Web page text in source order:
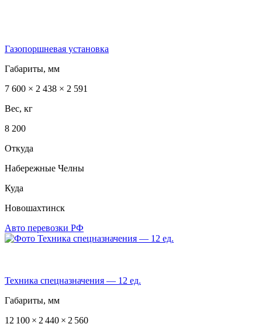
Газопоршневая установка
Габариты, мм
7 600 × 2 438 × 2 591
Вес, кг
8 200
Откуда
Набережные Челны
Куда
Новошахтинск
Авто перевозки РФ
Техника спецназначения — 12 ед.
Габариты, мм
12 100 × 2 440 × 2 560